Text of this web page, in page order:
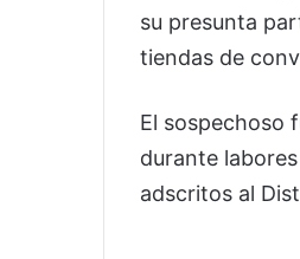
su presunta
tiendas de
El sospechoso
durante
adscritos al